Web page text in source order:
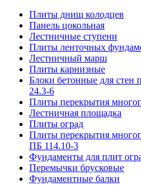
Плиты днищ колодцев
Панель цокольная
Лестничные ступени
Плиты ленточных
Лестничный марш
Плиты карнизные
Блоки бетонные для
24.3-6
Плиты перекрытия
Лестничная площадка
Плиты оград
Плиты перекрытия
ПБ 114.10-3
Фундаменты для плит
Перемычки брусковые
Фундаментные балки